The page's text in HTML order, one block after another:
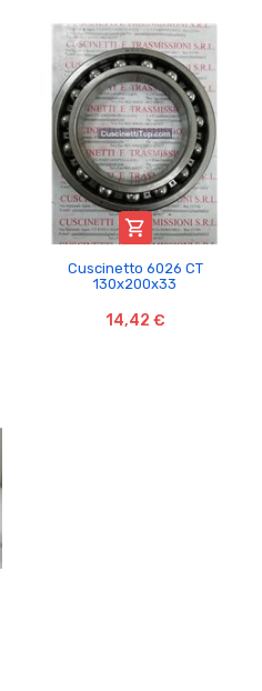

Cuscinetto 6026 CT
130x200x33
14,42 €